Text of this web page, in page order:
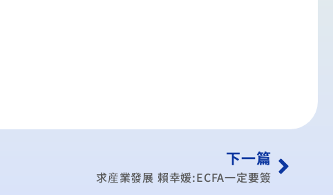
下一篇
求産業發展 賴幸媛:ECFA一定要簽